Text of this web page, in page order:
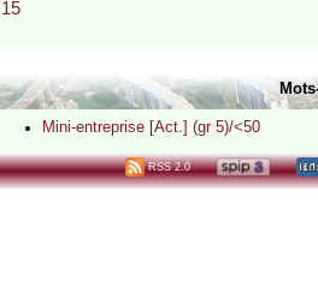
15
Mini-entreprise [Act.] (gr 5)/<50
RSS 2.0